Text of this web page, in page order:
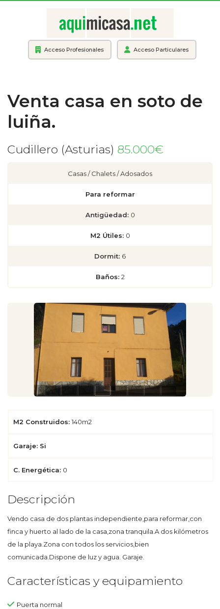
Acceso Profesionales Acceso Particulares
Venta casa en soto de
luiña.
Cudillero (Asturias) 85.000€
Casas / Chalets / Adosados
Para reformar
Antigüedad: 0
M2 Útiles: 0
Dormit: 6
Baños: 2
M2 Construidos: 140m2
Garaje: Si
C. Energética: 0
Descripción
Vendo casa de dos plantas independiente,para reformar,con
finca y huerto al lado de la casa,zona tranquila.A dos kilómetros
de la playa.Zona con todos los servicios,bien
comunicada.Dispone de luz y agua. Garaje.
Características y equipamiento
Puerta normal